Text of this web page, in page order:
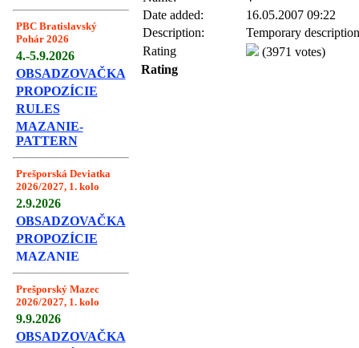
PBC Bratislavský
Pohár 2026
4.-5.9.2026
OBSADZOVAČKA
PROPOZÍCIE
RULES
MAZANIE-
PATTERN
Prešporská Deviatka
2026/2027, 1. kolo
2.9.2026
OBSADZOVAČKA
PROPOZÍCIE
MAZANIE
Prešporský Mazec
2026/2027, 1. kolo
9.9.2026
OBSADZOVAČKA
Date added:
16.05.2007 09:22
Description:
Temporary
Rating
(3971 votes)
Rating